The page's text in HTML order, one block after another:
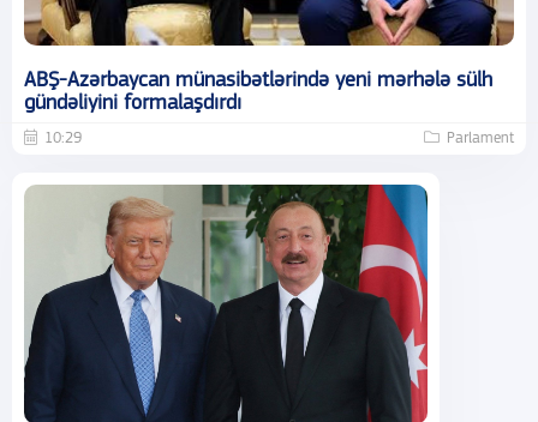
ABŞ-Azərbaycan münasibətlərində yeni mərhələ sülh
gündəliyini formalaşdırdı
10:29 Parlament